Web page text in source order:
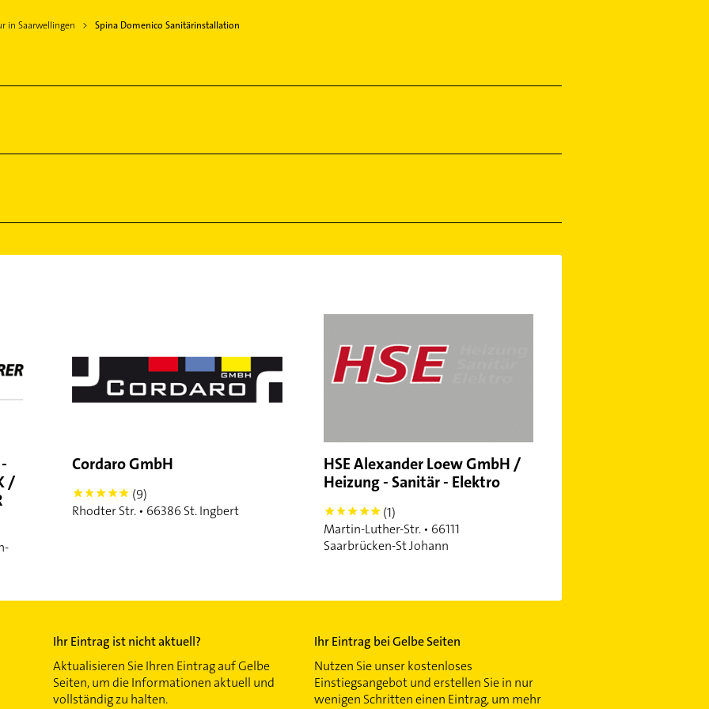
in Saarwellingen
Spina Domenico Sanitärinstallation
/
Cordaro GmbH
5
(9)
Rhodter Str. • 66386 St. Ingbert
HSE Alexander Loew GmbH /
Heizung - Sanitär - Elektro
5
(1)
Martin-Luther-Str. • 66111
Saarbrücken-St Johann
Ihr Eintrag ist nicht aktuell?
Aktualisieren Sie Ihren Eintrag auf Gelbe
Seiten, um die Informationen aktuell und
vollständig zu halten.
Ihr Eintrag bei Gelbe Seiten
Nutzen Sie unser kostenloses
Einstiegsangebot und erstellen Sie in nur
wenigen Schritten einen Eintrag, um mehr